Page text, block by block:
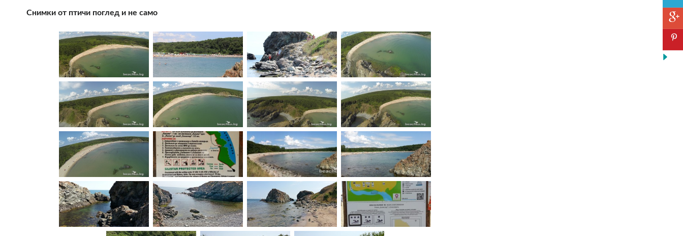
Снимки от птичи поглед и не само